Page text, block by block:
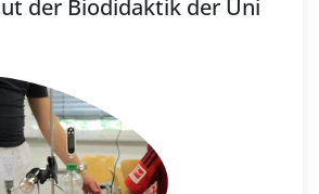
der Biodidaktik der Uni